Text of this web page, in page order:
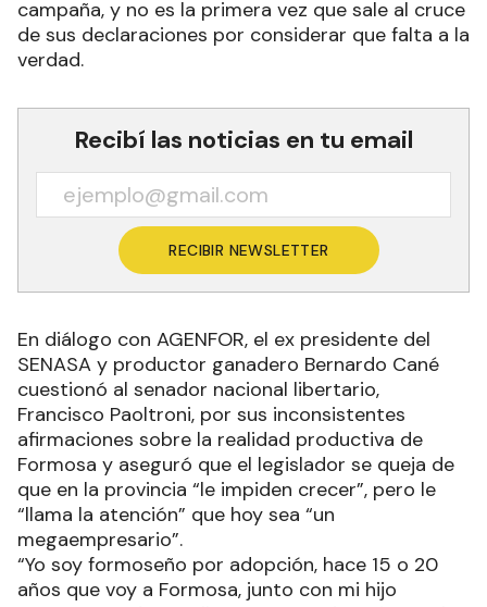
campaña, y no es la primera vez que sale al cruce
de sus declaraciones por considerar que falta a la
verdad.
Recibí las noticias en tu email
RECIBIR NEWSLETTER
En diálogo con AGENFOR, el ex presidente del
SENASA y productor ganadero Bernardo Cané
cuestionó al senador nacional libertario,
Francisco Paoltroni, por sus inconsistentes
afirmaciones sobre la realidad productiva de
Formosa y aseguró que el legislador se queja de
que en la provincia “le impiden crecer”, pero le
“llama la atención” que hoy sea “un
megaempresario”.
“Yo soy formoseño por adopción, hace 15 o 20
años que voy a Formosa, junto con mi hijo